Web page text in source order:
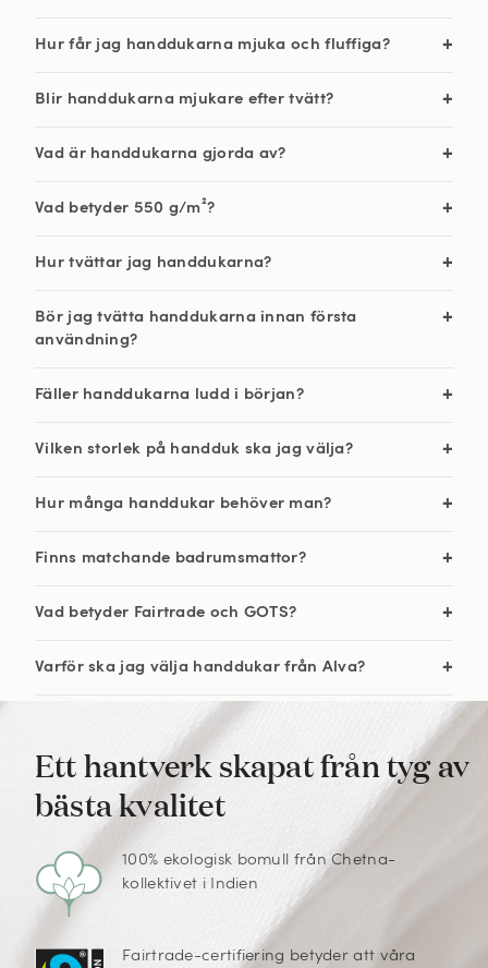
Hur får jag handdukarna mjuka och fluffiga?
Blir handdukarna mjukare efter tvätt?
Vad är handdukarna gjorda av?
Vad betyder 550 g/m²?
Hur tvättar jag handdukarna?
Bör jag tvätta handdukarna innan första
användning?
Fäller handdukarna ludd i början?
Vilken storlek på handduk ska jag välja?
Hur många handdukar behöver man?
Finns matchande badrumsmattor?
Vad betyder Fairtrade och GOTS?
Varför ska jag välja handdukar från Alva?
Ett hantverk skapat från tyg av
bästa kvalitet
100% ekologisk bomull från Chetna-
kollektivet i Indien
Fairtrade-certifiering betyder att våra